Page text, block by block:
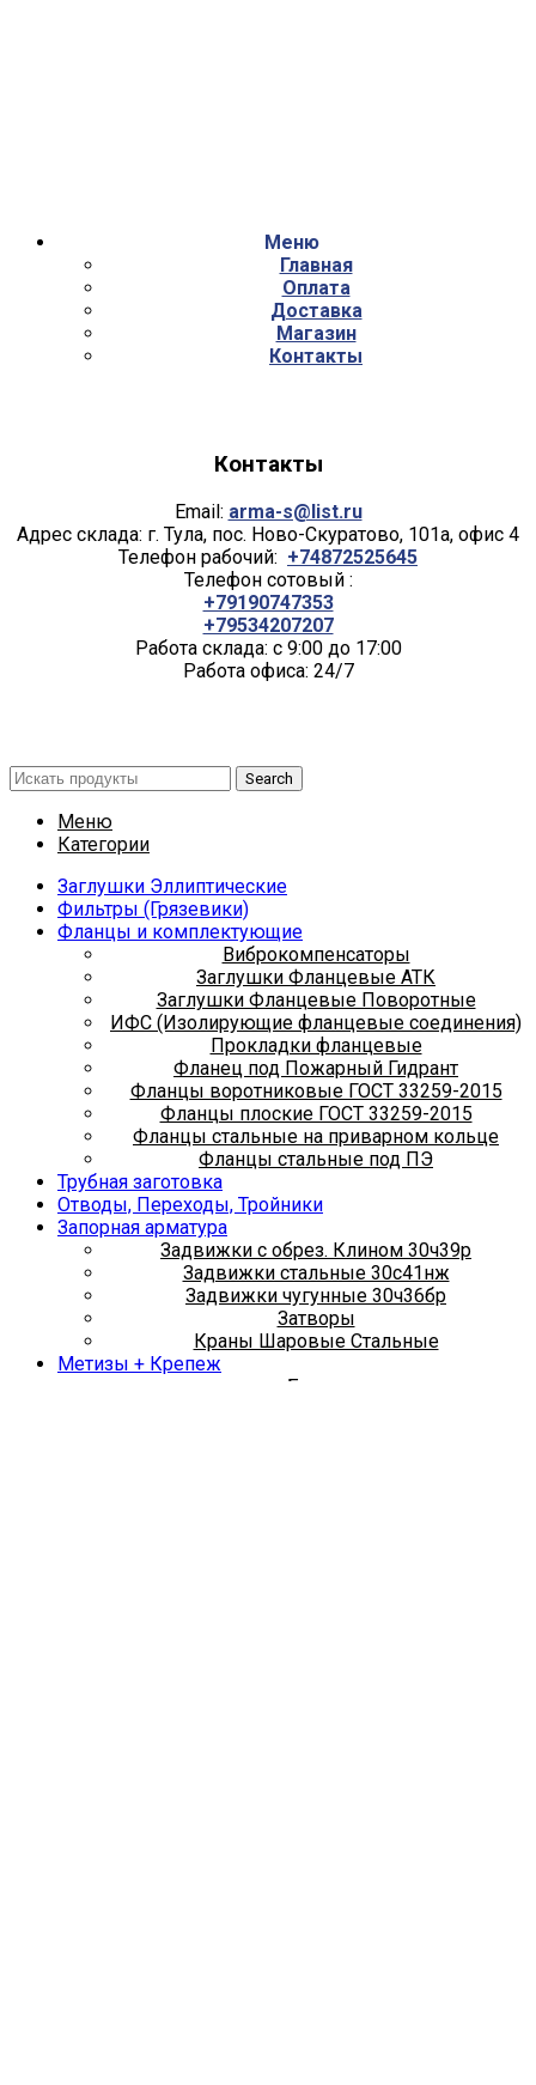
Меню
Главная
Оплата
Доставка
Магазин
Контакты
Контакты
Email: arma-s@list.ru
Адрес склада: г. Тула, пос. Ново-Скуратово, 101а, офис 4
Телефон рабочий: +74872525645
Телефон сотовый :
+79190747353
+79534207207
Работа склада: с 9:00 до 17:00
Работа офиса: 24/7
Search
Меню
Категории
Заглушки Эллиптические
Фильтры (Грязевики)
Фланцы и комплектующие
Виброкомпенсаторы
Заглушки Фланцевые АТК
Заглушки Фланцевые Поворотные
ИФС (Изолирующие фланцевые соединения)
Прокладки фланцевые
Фланец под Пожарный Гидрант
Фланцы воротниковые ГОСТ 33259-2015
Фланцы плоские ГОСТ 33259-2015
Фланцы стальные на приварном кольце
Фланцы стальные под ПЭ
Трубная заготовка
Отводы, Переходы, Тройники
Запорная арматура
Задвижки с обрез. Клином 30ч39р
Задвижки стальные 30с41нж
Задвижки чугунные 30ч36бр
Затворы
Краны Шаровые Стальные
Метизы + Крепеж
Болты